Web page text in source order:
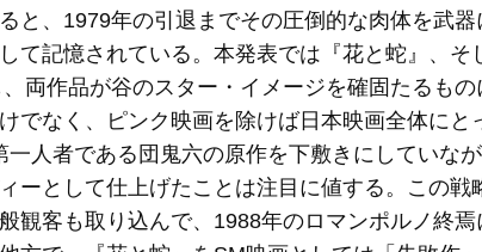
と、1979年の引退までその圧倒的な肉体を武
て記憶されている。本発表では『花と蛇』、
両作品が谷のスター・イメージを確固たるもの
でなく、ピンク映画を除けば日本映画全体に
一人者である団鬼六の原作を下敷きにしていな
ーとして仕上げたことは注目に値する。この
観客も取り込んで、1988年のロマンポルノ終